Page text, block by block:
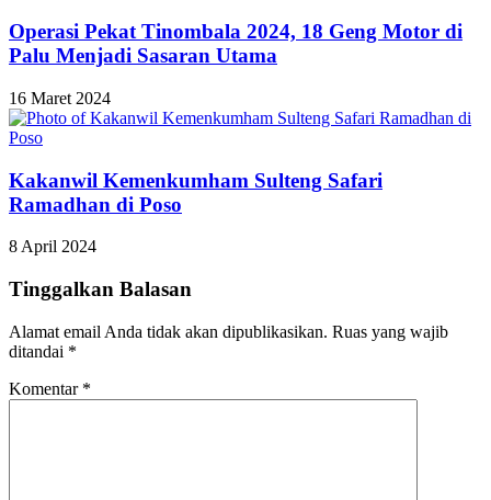
Operasi Pekat Tinombala 2024, 18 Geng Motor di
Palu Menjadi Sasaran Utama
16 Maret 2024
Kakanwil Kemenkumham Sulteng Safari
Ramadhan di Poso
8 April 2024
Tinggalkan Balasan
Alamat email Anda tidak akan dipublikasikan. Ruas yang wajib
ditandai *
Komentar *